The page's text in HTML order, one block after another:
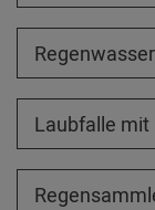
Laubfalle mit